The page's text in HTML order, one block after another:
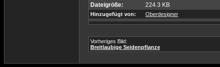
Dateigröße: 224.3 KB
Hinzugefügt von: Oberdesigner
Vorheriges Bild:
Breitlaubige Seidenpflanze